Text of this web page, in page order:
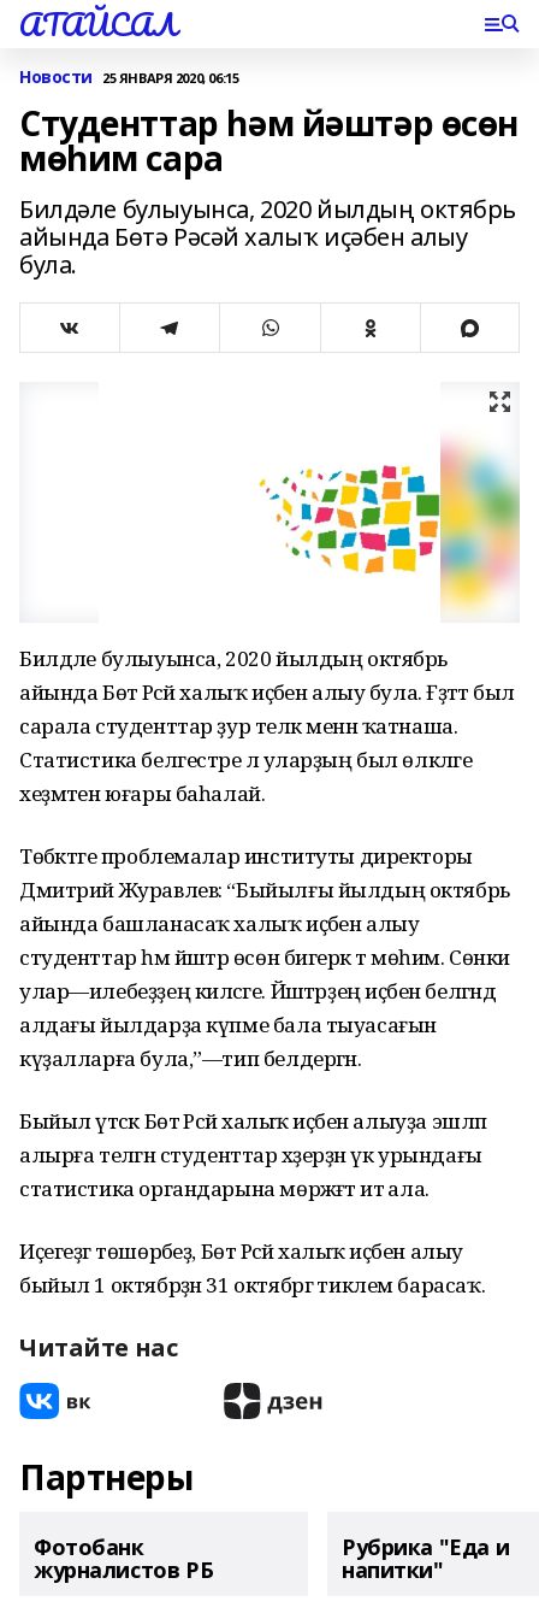
АТАЙСАЛ
Новости 25 ЯНВАРЯ 2020, 06:15
Студенттар һәм йәштәр өсөн
мөһим сара
Билдәле булыуынса, 2020 йылдың октябрь
айында Бөтә Рәсәй халыҡ иҫәбен алыу
була.
Билдәле булыуынса, 2020 йылдың октябрь
айында Бөтә Рәсәй халыҡ иҫәбен алыу була. Ғәҙәттә был
сарала студенттар ҙур теләк менән ҡатнаша.
Статистика белгестәре лә уларҙың был өлкәләге
хеҙмәтен юғары баһалай.
Төбәктәге проблемалар институты директоры
Дмитрий Журавлев: “Быйылғы йылдың октябрь
айында башланасаҡ халыҡ иҫәбен алыу
студенттар һәм йәштәр өсөн бигерәк тә мөһим. Сөнки
улар—илебеҙҙең киләсәге. Йәштәрҙең иҫәбен белгәндә
алдағы йылдарҙа күпме бала тыуасағын
күҙалларға була,”—тип белдергән.
Быйыл үтәсәк Бөтә Рәсәй халыҡ иҫәбен алыуҙа эшләп
алырға теләгән студенттар хәҙерҙән үк урындағы
статистика органдарына мөрәжәғәт итә ала.
Иҫегеҙгә төшөрәбеҙ, Бөтә Рәсәй халыҡ иҫәбен алыу
быйыл 1 октябрҙән 31 октябргә тиклем барасаҡ.
Читайте нас
Партнеры
Фотобанк
журналистов РБ
Рубрика "Еда и
напитки"